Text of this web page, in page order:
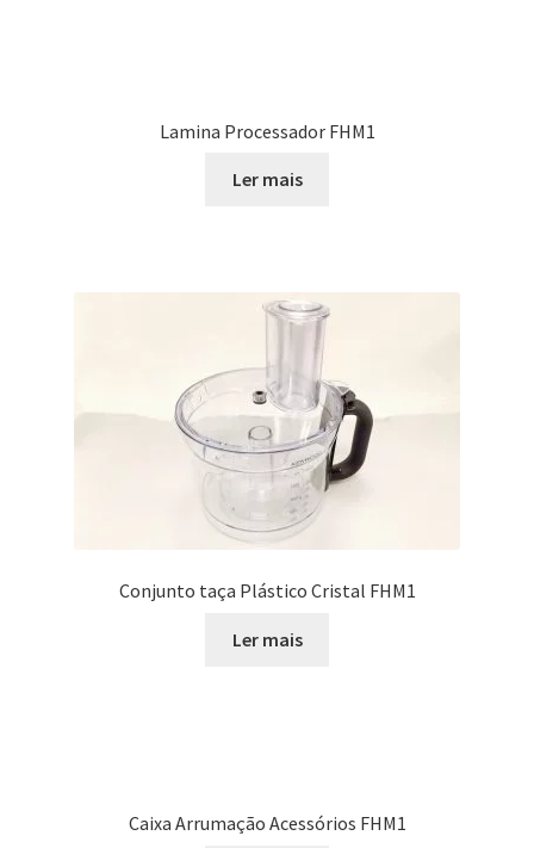
Lamina Processador FHM1
Ler mais
Conjunto taça Plástico Cristal FHM1
Ler mais
Caixa Arrumação Acessórios FHM1